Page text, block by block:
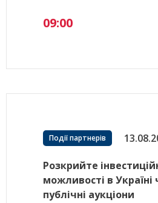
09:00
Події партнерів
Розкрийте
можливості в Україні
публічні аукціони